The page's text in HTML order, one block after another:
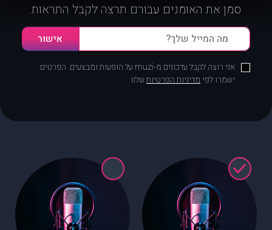
סמן את האומנים עבורם תרצה לקבל התראות
אני רוצה לקבל עדכונים מ-muzi על הופעות ומבצעים. הפרטים
ישמרו לפימדיניות הפרטיותשלנו